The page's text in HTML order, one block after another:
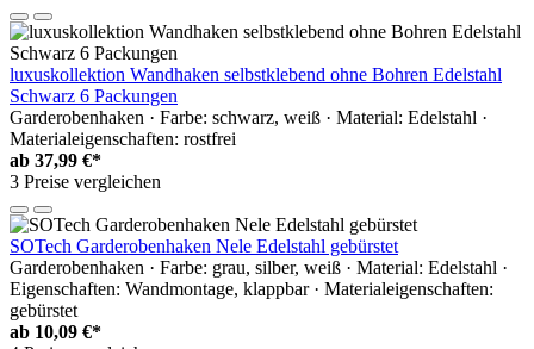
luxuskollektion Wandhaken selbstklebend ohne Bohren Edelstahl
Schwarz 6 Packungen
Garderobenhaken · Farbe: schwarz, weiß · Material: Edelstahl ·
Materialeigenschaften: rostfrei
ab 37,99 €*
3 Preise vergleichen
SOTech Garderobenhaken Nele Edelstahl gebürstet
Garderobenhaken · Farbe: grau, silber, weiß · Material: Edelstahl ·
Eigenschaften: Wandmontage, klappbar · Materialeigenschaften:
gebürstet
ab 10,09 €*